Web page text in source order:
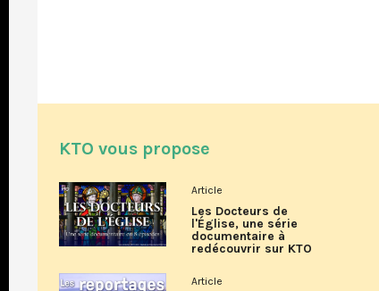
KTO vous propose
Article
Les Docteurs de
l'Église, une série
documentaire à
redécouvrir sur KTO
Article